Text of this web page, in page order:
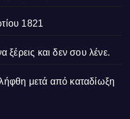
1821
και δεν σου λένε.
μετά από καταδίωξη